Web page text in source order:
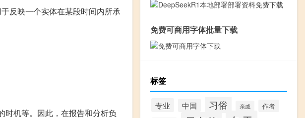
反映一个实体在某段时间内所承
时机等。因此，在报告和分析负
免费可商用字体批量下载
标签
专业 中国 习俗 亲戚 作者